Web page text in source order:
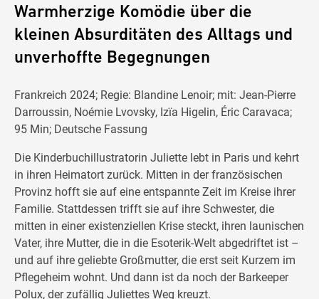
Warmherzige Komödie über die
kleinen Absurditäten des Alltags und
unverhoffte Begegnungen
Frankreich 2024; Regie: Blandine Lenoir; mit: Jean-Pierre
Darroussin, Noémie Lvovsky, Izïa Higelin, Éric Caravaca;
95 Min; Deutsche Fassung
Die Kinderbuchillustratorin Juliette lebt in Paris und kehrt
in ihren Heimatort zurück. Mitten in der französischen
Provinz hofft sie auf eine entspannte Zeit im Kreise ihrer
Familie. Stattdessen trifft sie auf ihre Schwester, die
mitten in einer existenziellen Krise steckt, ihren launischen
Vater, ihre Mutter, die in die Esoterik-Welt abgedriftet ist –
und auf ihre geliebte Großmutter, die erst seit Kurzem im
Pflegeheim wohnt. Und dann ist da noch der Barkeeper
Polux, der zufällig Juliettes Weg kreuzt.